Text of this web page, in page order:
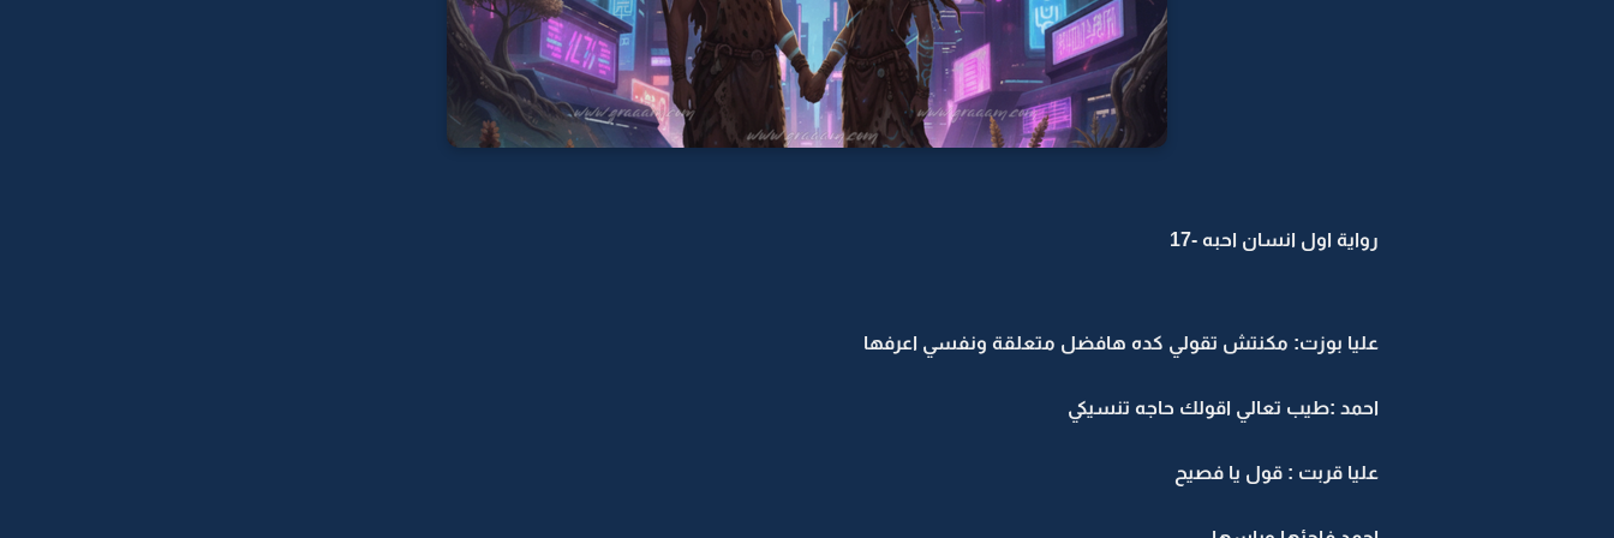
رواية اول انسان احبه -17
عليا بوزت: مكنتش تقولي كده هافضل متعلقة ونفسي اعرفها
احمد :طيب تعالي اقولك حاجه تنسيكي
عليا قربت : قول يا فصيح